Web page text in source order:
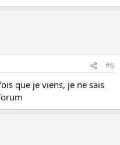
#6
que je viens, je ne sais